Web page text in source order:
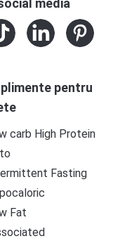
pentru
carb High Protein
Fasting
Fat